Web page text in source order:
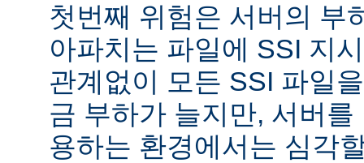
첫번째 위험은 서버의 부
아파치는 파일에 SSI 지
관계없이 모든 SSI 파일
금 부하가 늘지만, 서버
용하는 환경에서는 심각